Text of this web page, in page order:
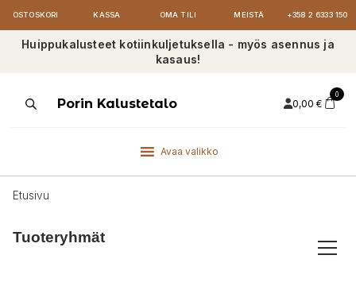
OSTOSKORI KASSA OMA TILI MEISTÄ +358 2 6333 150
Huippukalusteet kotiinkuljetuksella - myös asennus ja
kasaus!
ProductsPorin Kalustetalo 0,00 €
0
Avaa valikko
Etusivu
Tuoteryhmät